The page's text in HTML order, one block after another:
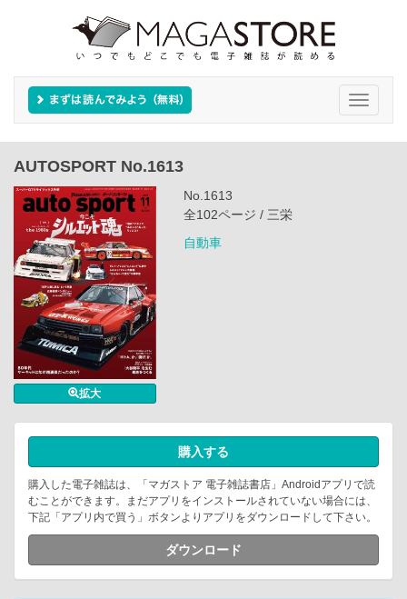
Toggle
AUTOSPORT No.1613
拡大
No.1613
全102ページ / 三栄
自動車
購入する
購入した電子雑誌は、「マガストア 電子雑誌書店」Androidアプリで読
むことができます。まだアプリをインストールされていない場合には、
下記「アプリ内で買う」ボタンよりアプリをダウンロードして下さい。
ダウンロード